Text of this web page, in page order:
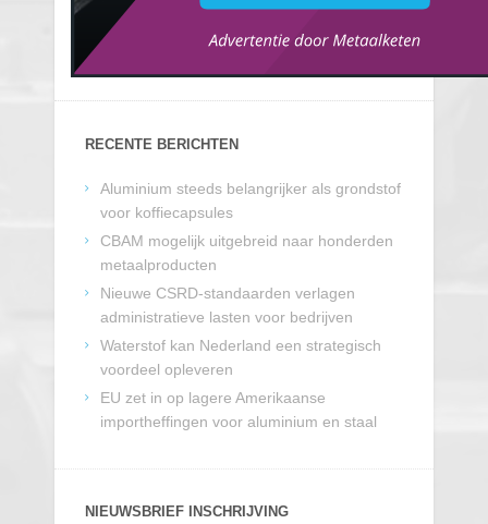
RECENTE BERICHTEN
Aluminium steeds belangrijker als grondstof
voor koffiecapsules
CBAM mogelijk uitgebreid naar honderden
metaalproducten
Nieuwe CSRD-standaarden verlagen
administratieve lasten voor bedrijven
Waterstof kan Nederland een strategisch
voordeel opleveren
EU zet in op lagere Amerikaanse
importheffingen voor aluminium en staal
NIEUWSBRIEF INSCHRIJVING